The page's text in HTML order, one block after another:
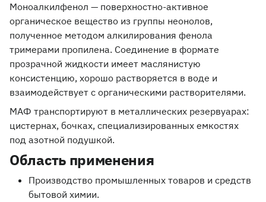
Моноалкилфенол — поверхностно-активное
органическое вещество из группы неонолов,
полученное методом алкилирования фенола
тримерами пропилена. Соединение в формате
прозрачной жидкости имеет маслянистую
консистенцию, хорошо растворяется в воде и
взаимодействует с органическими растворителями.
МАФ транспортируют в металлических резервуарах:
цистернах, бочках, специализированных емкостях
под азотной подушкой.
Область применения
Производство промышленных товаров и средств
бытовой химии.